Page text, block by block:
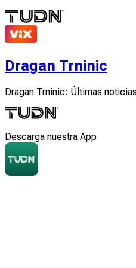
Dragan Trninic
Dragan Trninic: Últimas
Descarga nuestra App